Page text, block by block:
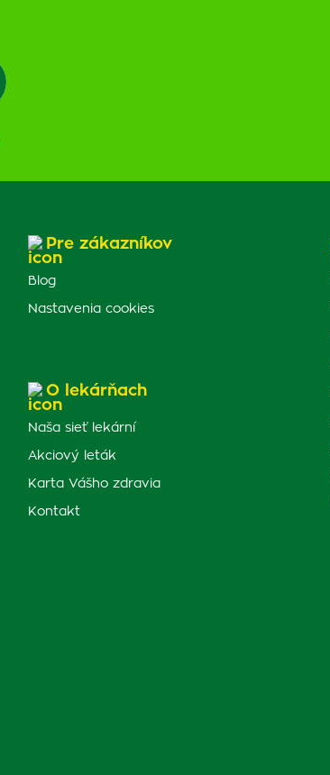
Pre zákazníkov
Blog
Nastavenia cookies
O lekárňach
Naša sieť lekární
Akciový leták
Karta Vášho zdravia
Kontakt